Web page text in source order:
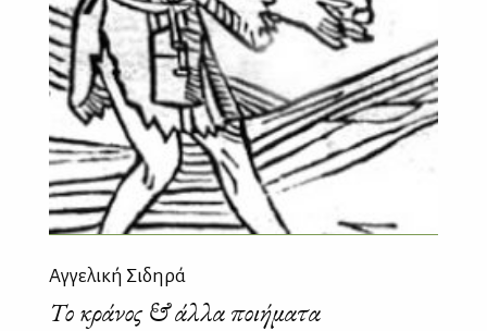
Αγγελική Σιδηρά
Το κράνος & άλλα ποιήματα